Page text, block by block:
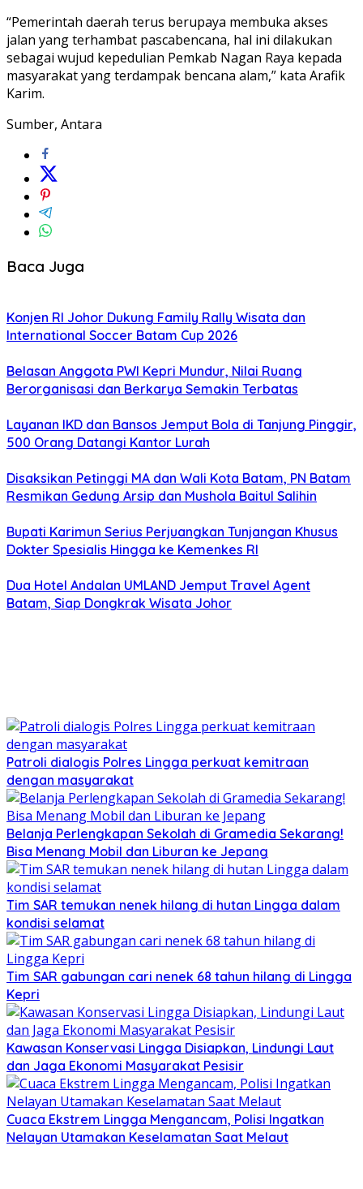
“Pemerintah daerah terus berupaya membuka akses
jalan yang terhambat pascabencana, hal ini dilakukan
sebagai wujud kepedulian Pemkab Nagan Raya kepada
masyarakat yang terdampak bencana alam,” kata Arafik
Karim.
Sumber, Antara
Baca Juga
Konjen RI Johor Dukung Family Rally Wisata dan
International Soccer Batam Cup 2026
Belasan Anggota PWI Kepri Mundur, Nilai Ruang
Berorganisasi dan Berkarya Semakin Terbatas
Layanan IKD dan Bansos Jemput Bola di Tanjung Pinggir,
500 Orang Datangi Kantor Lurah
Disaksikan Petinggi MA dan Wali Kota Batam, PN Batam
Resmikan Gedung Arsip dan Mushola Baitul Salihin
Bupati Karimun Serius Perjuangkan Tunjangan Khusus
Dokter Spesialis Hingga ke Kemenkes RI
Dua Hotel Andalan UMLAND Jemput Travel Agent
Batam, Siap Dongkrak Wisata Johor
Patroli dialogis Polres Lingga perkuat kemitraan
dengan masyarakat
Belanja Perlengkapan Sekolah di Gramedia Sekarang!
Bisa Menang Mobil dan Liburan ke Jepang
Tim SAR temukan nenek hilang di hutan Lingga dalam
kondisi selamat
Tim SAR gabungan cari nenek 68 tahun hilang di Lingga
Kepri
Kawasan Konservasi Lingga Disiapkan, Lindungi Laut
dan Jaga Ekonomi Masyarakat Pesisir
Cuaca Ekstrem Lingga Mengancam, Polisi Ingatkan
Nelayan Utamakan Keselamatan Saat Melaut